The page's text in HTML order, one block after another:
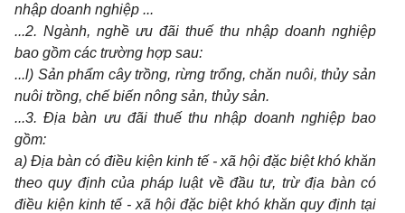
nhập doanh nghiệp ...
...2. Ngành, nghề ưu đãi thuế thu nhập doanh nghiệp
bao gồm các trường hợp sau:
...l) Sản phẩm cây trồng, rừng trổng, chăn nuôi, thủy sản
nuôi trồng, chế biến nông sản, thủy sản.
...3. Địa bàn ưu đãi thuế thu nhập doanh nghiệp bao
gồm:
a) Địa bàn có điều kiện kinh tế - xã hội đặc biệt khó khăn
theo quy định của pháp luật về đầu tư, trừ địa bàn có
điều kiện kinh tế - xã hội đặc biệt khó khăn quy định tại